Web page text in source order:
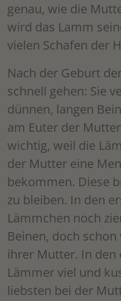
genau, wie die
wird das Lamm
vielen Schafen der
Nach der Geburt
schnell gehen: Sie
dünnen, langen
am Euter der
wichtig, weil die
der Mutter eine
bekommen. Diese
zu bleiben. In den
Lämmchen noch
Beinen, doch
ihrer Mutter. In den
Lämmer viel und
liebsten bei der